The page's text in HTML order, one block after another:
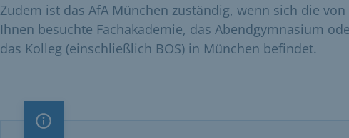
Zudem ist das AfA München zuständig, wenn sich die von
Ihnen besuchte Fachakademie, das Abendgymnasium
das Kolleg (einschließlich BOS) in München befindet. ​
Information